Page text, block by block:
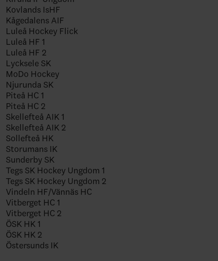
Kovlands IsHF
Kågedalens AIF
Luleå Hockey Flick
Luleå HF 1
Luleå HF 2
Lycksele SK
MoDo Hockey
Njurunda SK
Piteå HC 1
Piteå HC 2
Skellefteå AIK 1
Skellefteå AIK 2
Sollefteå HK
Storumans IK
Sunderby SK
Tegs SK Hockey Ungdom 1
Tegs SK Hockey Ungdom 2
Vindeln HF/Vännäs HC
Vitberget HC 1
Vitberget HC 2
ÖSK HK 1
ÖSK HK 2
Östersunds IK